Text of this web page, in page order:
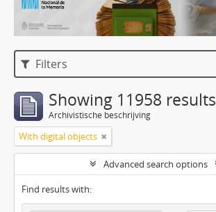
Filters
Showing 11958 results
Archivistische beschrijving
With digital objects
Advanced search options
Find results with: